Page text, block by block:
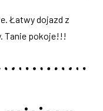
Łatwy dojazd z
Tanie pokoje!!!